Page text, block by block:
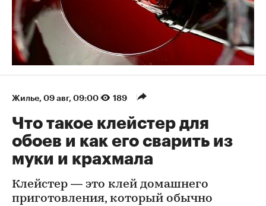
Жилье 09 авг, 09:00 189
Что такое клейстер для
обоев и как его сварить из
муки и крахмала
Клейстер — это клей домашнего
приготовления, который обычно